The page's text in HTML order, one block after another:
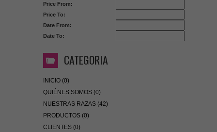
Price From:
Price To:
Date From:
Date To:
CATEGORIA
INICIO (0)
QUIÉNES SOMOS (0)
NUESTRAS RAZAS (42)
PRODUCTOS (0)
CLIENTES (0)